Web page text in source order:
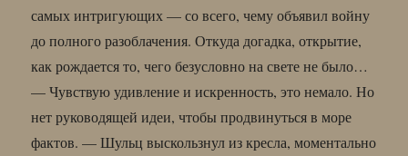
самых интригующих — со всего, чему объявил войну
до полного разоблачения. Откуда догадка, открытие,
как рождается то, чего безусловно на свете не было…
— Чувствую удивление и искренность, это немало. Но
нет руководящей идеи, чтобы продвинуться в море
фактов. — Шульц выскользнул из кресла, моментально